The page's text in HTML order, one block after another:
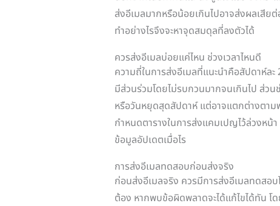
ส่งอีเมลมากหรือน้อยเกินไปอาจส่งผลเสีย
ทำอย่างไรจึงจะหาจุดสมดุลที่ลงตัวได้
ควรส่งอีเมลบ่อยแค่ไหน ช่วงเวลาไหนดี
ความถี่ในการส่งอีเมลที่แนะนำคือสัปดาห์ล
มีส่วนร่วมโดยไม่รบกวนมากจนเกินไป ส่วน
หรือวันหยุดสุดสัปดาห์ แต่อาจแตกต่างตา
กำหนดตารางในการส่งแคมเปญไว้ล่วงหน้า
ข้อมูลอัปเดตเมื่อไร
การส่งอีเมลทดสอบก่อนส่งจริง
ก่อนส่งอีเมลจริง ควรมีการส่งอีเมลทดสอ
ต้อง หากพบข้อผิดพลาดจะได้แก้ไขได้ทัน